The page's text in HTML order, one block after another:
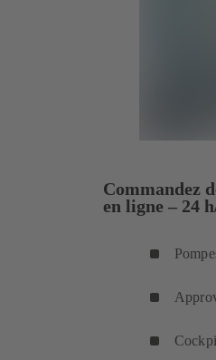
Commandez
en ligne – 24